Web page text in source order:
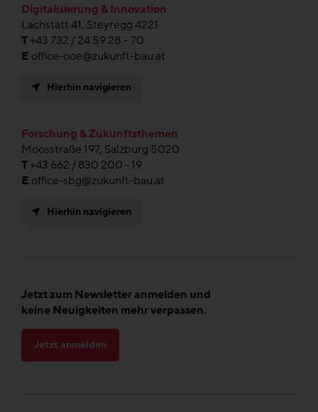
Digitalisierung & Innovation
Lachstatt 41, Steyregg 4221
T+43 732 / 24 59 28 – 70
E office-ooe@zukunft-bau.at
Hierhin navigieren
Forschung & Zukunftsthemen
Moosstraße 197, Salzburg 5020
T+43 662 / 830 200 - 19
E office-sbg@zukunft-bau.at
Hierhin navigieren
Jetzt zum Newsletter anmelden und
keine Neuigkeiten mehr verpassen.
Jetzt anmelden